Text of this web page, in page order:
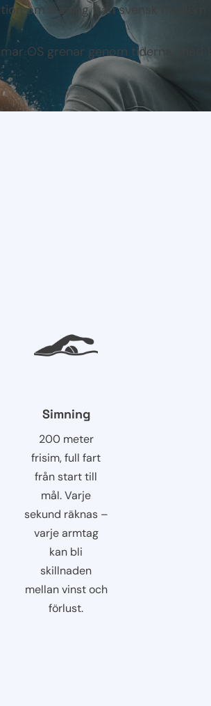
om träning från svensk modern
OS grenar genom tiderna, med 19
Simning
200 meter
frisim, full fart
från start till
mål. Varje
sekund räknas –
varje armtag
kan bli
skillnaden
mellan vinst och
förlust.